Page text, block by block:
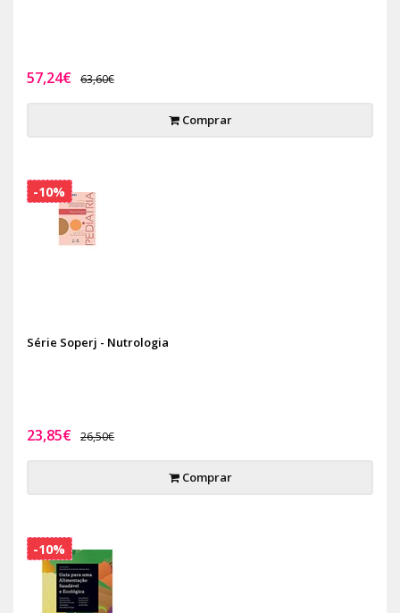
57,24€ 63,60€
Comprar
Série Soperj - Nutrologia
23,85€ 26,50€
Comprar
-10%
-10%